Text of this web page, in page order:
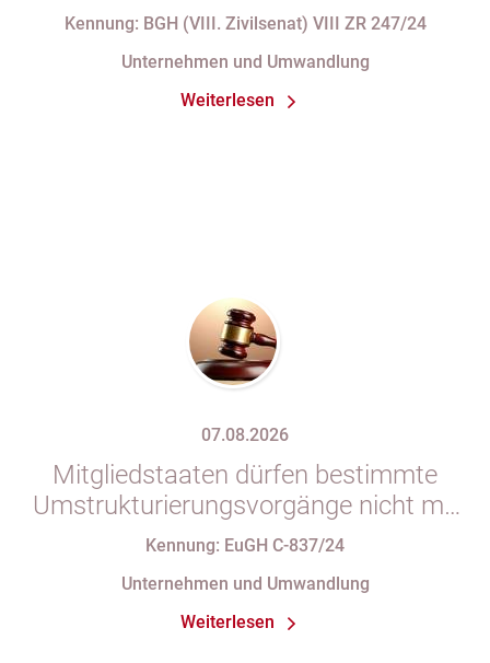
Kennung: BGH (VIII. Zivilsenat) VIII ZR 247/24
Unternehmen und Umwandlung
Weiterlesen
07.08.2026
Mitgliedstaaten dürfen bestimmte
Umstrukturierungsvorgänge nicht mit
indirekten Steuern belasten
Kennung: EuGH C-837/24
Unternehmen und Umwandlung
Weiterlesen